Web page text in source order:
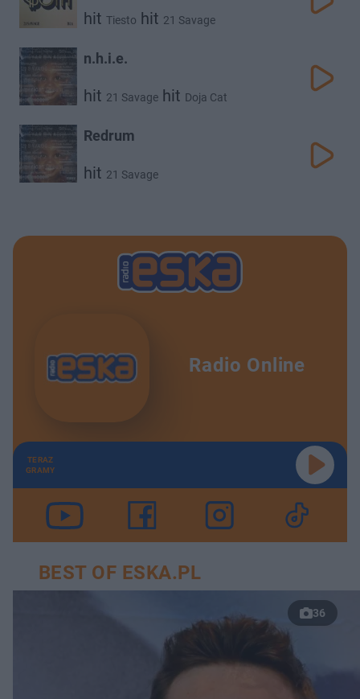
hit Tiesto hit 21 Savage
n.h.i.e.
hit 21 Savage hit Doja Cat
Redrum
hit 21 Savage
Radio Online
TERAZ
GRAMY
BEST OF ESKA.PL
36